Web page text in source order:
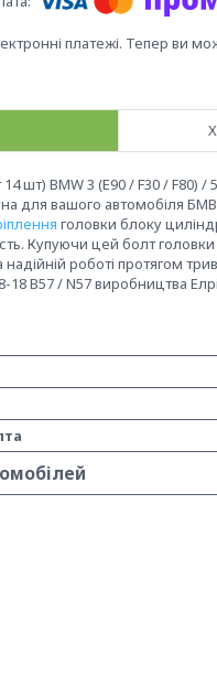
платежі. Тепер ви
шт) BMW 3 (E90 / F30 / F80)
для вашого автомобіля
головки блоку
Купуючи цей болт
роботі протягом
18 B57 / N57 виробництва